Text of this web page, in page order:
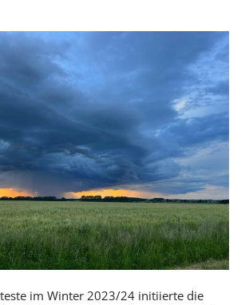
im Winter 2023/24 initiierte die